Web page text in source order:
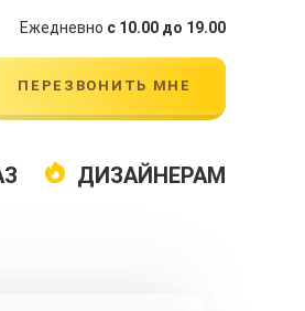
Ежедневно с 10.00 до 19.00
ПЕРЕЗВОНИТЬ МНЕ
ДИЗАЙНЕРАМ